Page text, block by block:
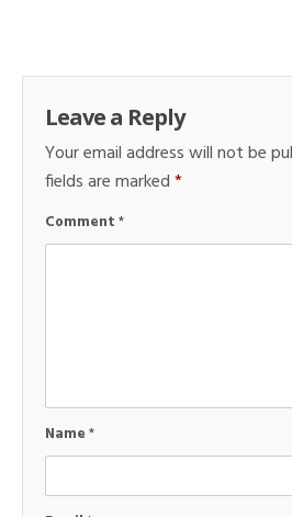
Leave a Reply
Your email address will not be
fields are marked*
Comment*
Name*